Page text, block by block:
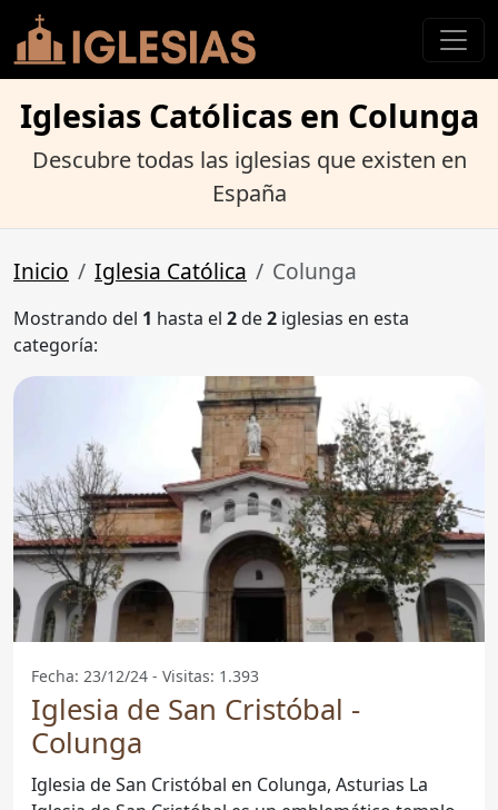
Iglesias Católicas en Colunga
Descubre todas las iglesias que existen en
España
Inicio Iglesia Católica Colunga
Mostrando del 1 hasta el 2de2 iglesias en esta
categoría:
Fecha: 23/12/24 - Visitas: 1.393
Iglesia de San Cristóbal -
Colunga
Iglesia de San Cristóbal en Colunga, Asturias La